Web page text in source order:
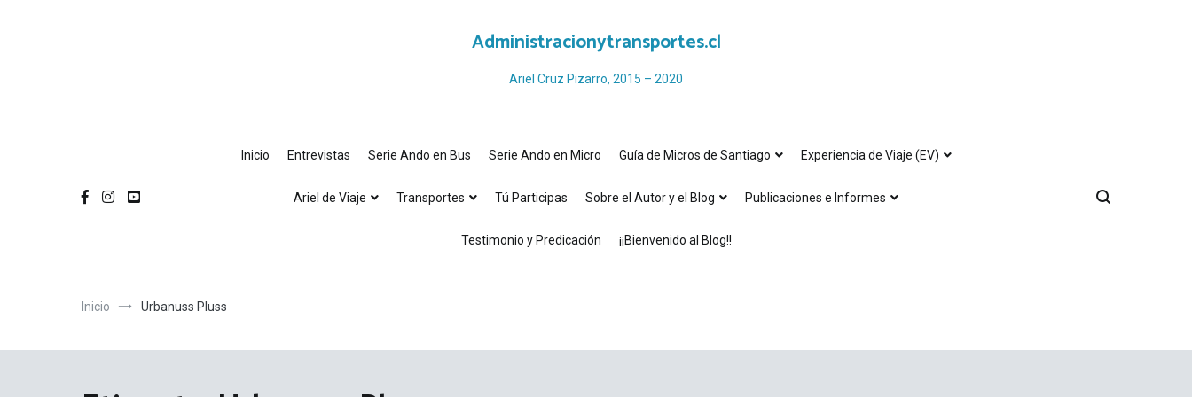
Administracionytransportes.cl
Ariel Cruz Pizarro, 2015 – 2020
Inicio Entrevistas Serie Ando en Bus Serie Ando en Micro Guía de Micros de Santiago Experiencia de Viaje (EV)
Ariel de Viaje Transportes Tú Participas Sobre el Autor y el Blog Publicaciones e Informes
Testimonio y Predicación ¡¡Bienvenido al Blog!!
Inicio Urbanuss Pluss